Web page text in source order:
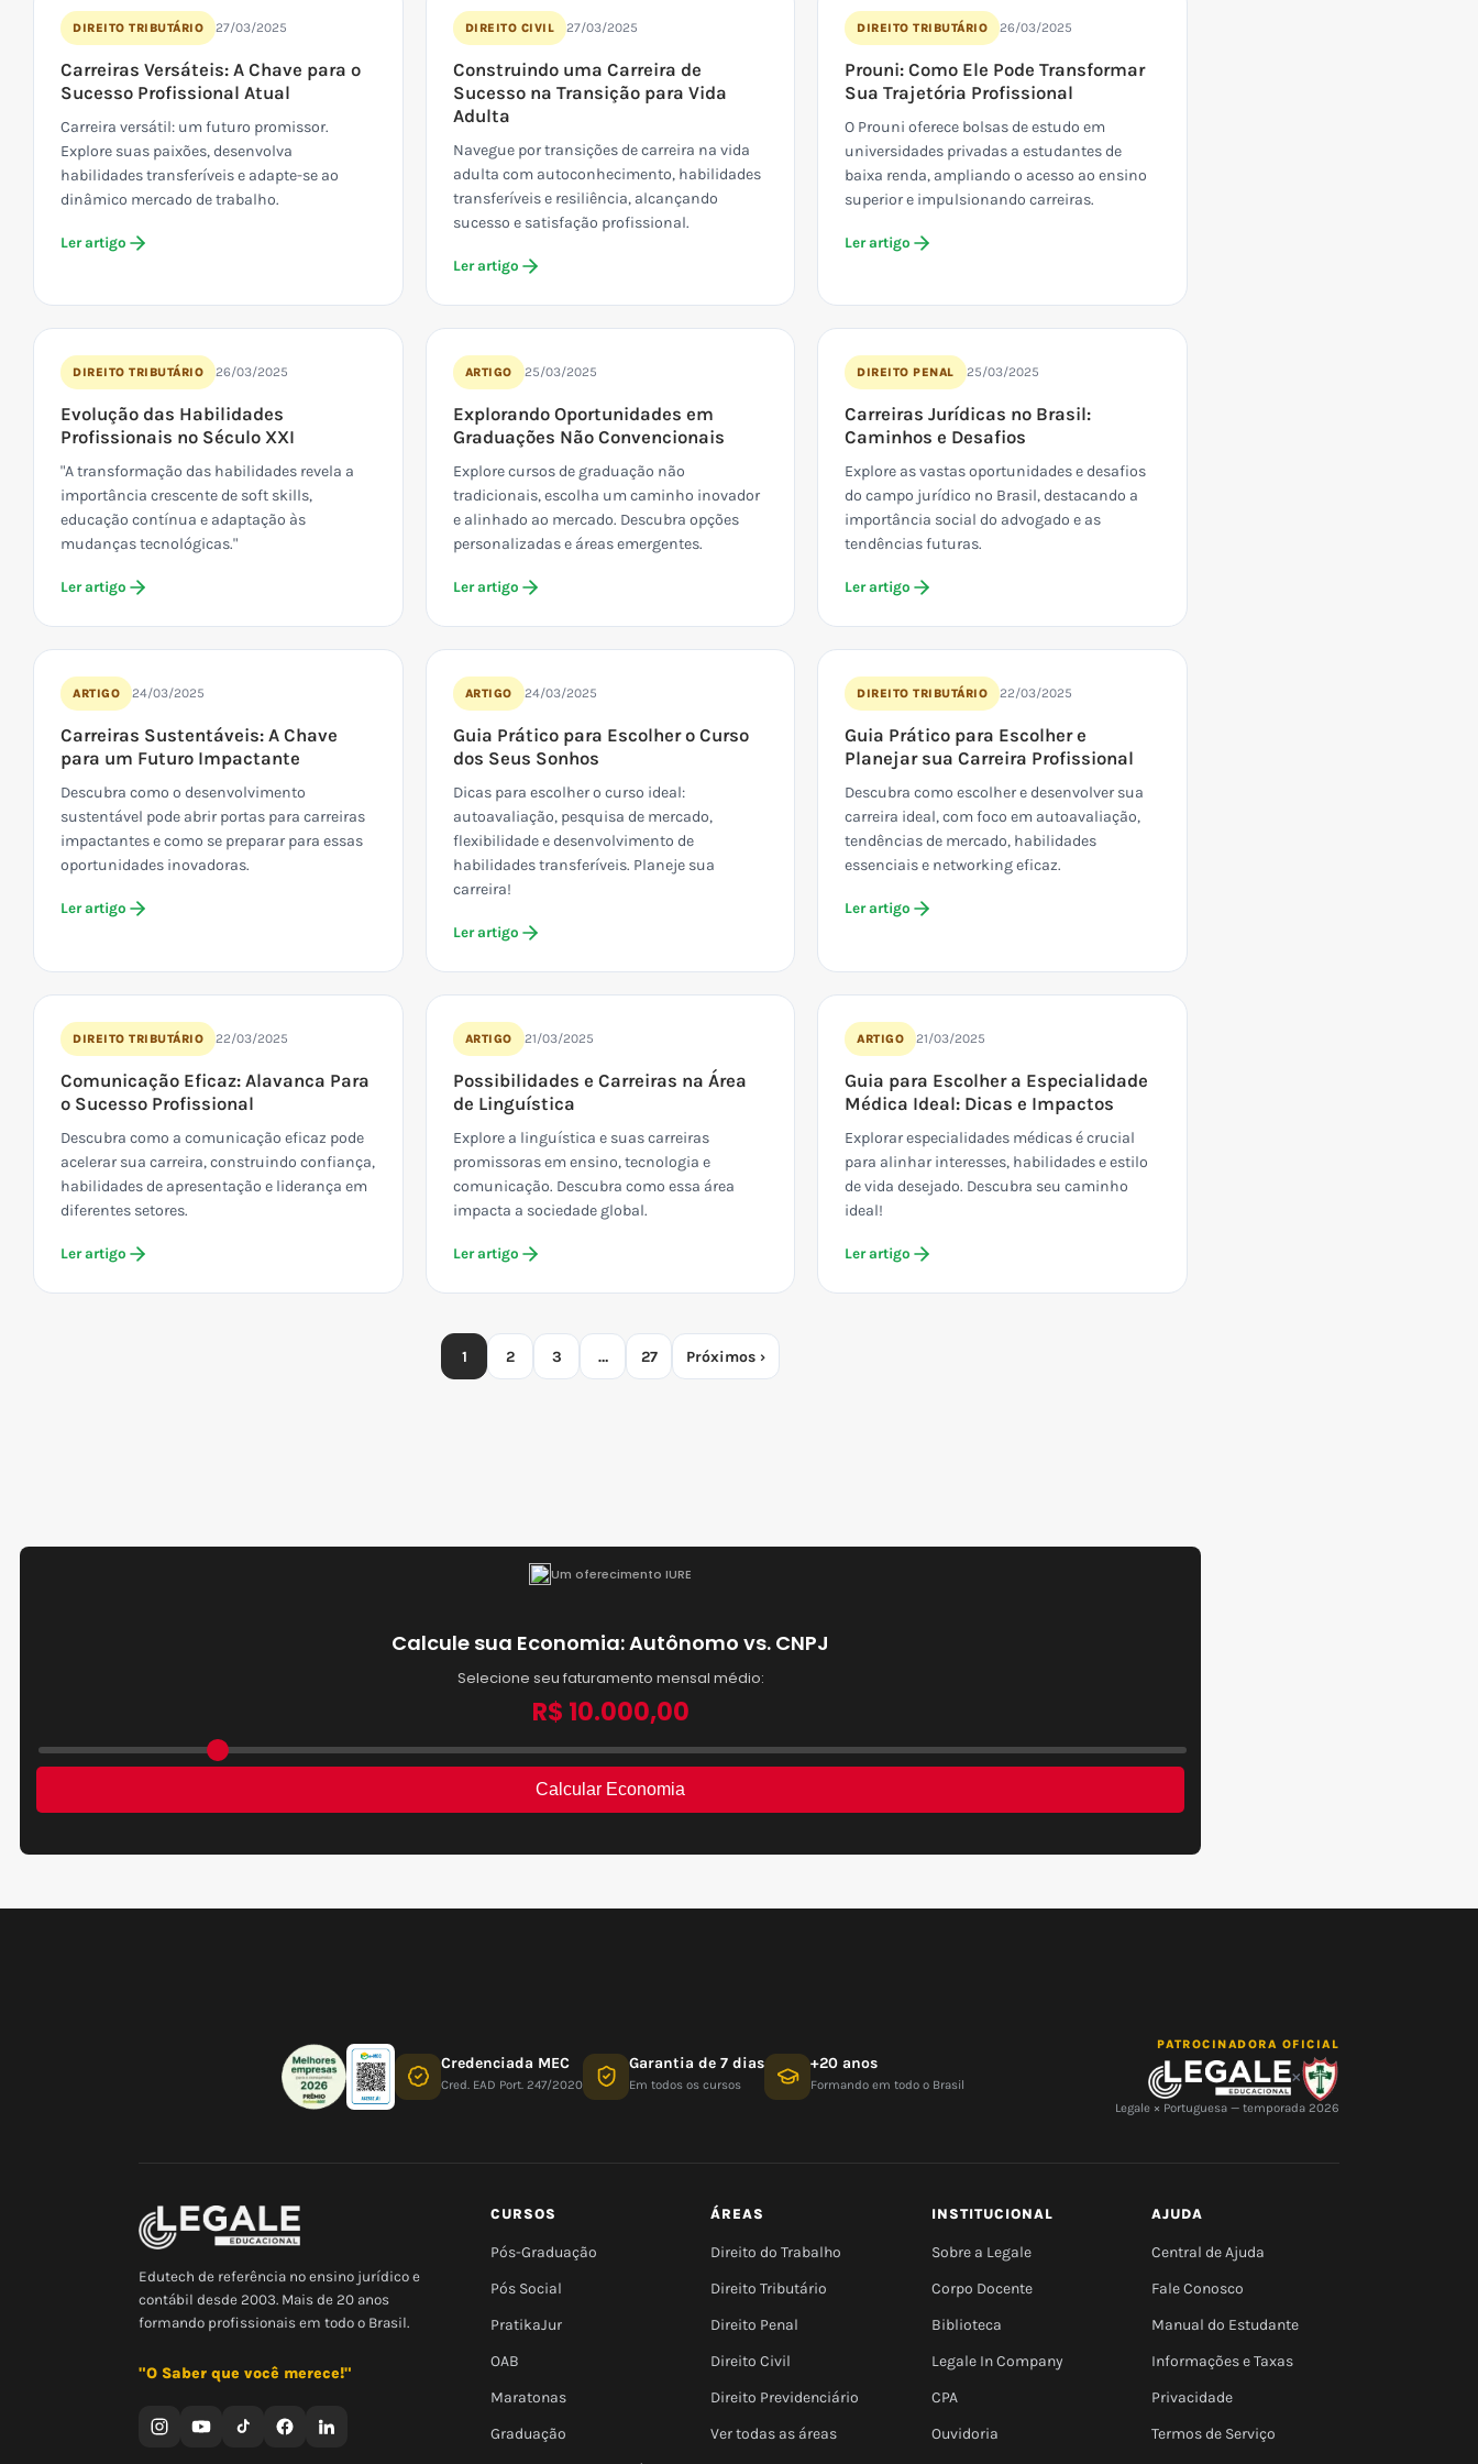
DIREITO TRIBUTÁRIO 27/03/2025
Carreiras Versáteis: A Chave para o
Sucesso Profissional Atual
Carreira versátil: um futuro promissor.
Explore suas paixões, desenvolva
habilidades transferíveis e adapte-se ao
dinâmico mercado de trabalho.
Ler artigo
DIREITO CIVIL 27/03/2025
Construindo uma Carreira de
Sucesso na Transição para Vida
Adulta
Navegue por transições de carreira na vida
adulta com autoconhecimento, habilidades
transferíveis e resiliência, alcançando
sucesso e satisfação profissional.
Ler artigo
DIREITO TRIBUTÁRIO 26/03/2025
Prouni: Como Ele Pode Transformar
Sua Trajetória Profissional
O Prouni oferece bolsas de estudo em
universidades privadas a estudantes de
baixa renda, ampliando o acesso ao ensino
superior e impulsionando carreiras.
Ler artigo
DIREITO TRIBUTÁRIO 26/03/2025
Evolução das Habilidades
Profissionais no Século XXI
"A transformação das habilidades revela a
importância crescente de soft skills,
educação contínua e adaptação às
mudanças tecnológicas."
Ler artigo
ARTIGO 25/03/2025
Explorando Oportunidades em
Graduações Não Convencionais
Explore cursos de graduação não
tradicionais, escolha um caminho inovador
e alinhado ao mercado. Descubra opções
personalizadas e áreas emergentes.
Ler artigo
DIREITO PENAL 25/03/2025
Carreiras Jurídicas no Brasil:
Caminhos e Desafios
Explore as vastas oportunidades e desafios
do campo jurídico no Brasil, destacando a
importância social do advogado e as
tendências futuras.
Ler artigo
ARTIGO 24/03/2025
Carreiras Sustentáveis: A Chave
para um Futuro Impactante
Descubra como o desenvolvimento
sustentável pode abrir portas para carreiras
impactantes e como se preparar para essas
oportunidades inovadoras.
Ler artigo
ARTIGO 24/03/2025
Guia Prático para Escolher o Curso
dos Seus Sonhos
Dicas para escolher o curso ideal:
autoavaliação, pesquisa de mercado,
flexibilidade e desenvolvimento de
habilidades transferíveis. Planeje sua
carreira!
Ler artigo
DIREITO TRIBUTÁRIO 22/03/2025
Guia Prático para Escolher e
Planejar sua Carreira Profissional
Descubra como escolher e desenvolver sua
carreira ideal, com foco em autoavaliação,
tendências de mercado, habilidades
essenciais e networking eficaz.
Ler artigo
DIREITO TRIBUTÁRIO 22/03/2025
Comunicação Eficaz: Alavanca Para
o Sucesso Profissional
Descubra como a comunicação eficaz pode
acelerar sua carreira, construindo confiança,
habilidades de apresentação e liderança em
diferentes setores.
Ler artigo
ARTIGO 21/03/2025
Possibilidades e Carreiras na Área
de Linguística
Explore a linguística e suas carreiras
promissoras em ensino, tecnologia e
comunicação. Descubra como essa área
impacta a sociedade global.
Ler artigo
ARTIGO 21/03/2025
Guia para Escolher a Especialidade
Médica Ideal: Dicas e Impactos
Explorar especialidades médicas é crucial
para alinhar interesses, habilidades e estilo
de vida desejado. Descubra seu caminho
ideal!
Ler artigo
1 2 3 … 27 Próximos ›
Credenciada MEC
Cred. EAD Port. 247/2020
Garantia de 7 dias
Em todos os cursos
+20 anos
Formando em todo o Brasil
PATROCINADORA OFICIAL
×
Legale × Portuguesa — temporada 2026
Edutech de referência no ensino jurídico e
contábil desde 2003. Mais de 20 anos
formando profissionais em todo o Brasil.
"O Saber que você merece!"
CURSOS
Pós-Graduação
Pós Social
PratikaJur
OAB
Maratonas
Graduação
ÁREAS
Direito do Trabalho
Direito Tributário
Direito Penal
Direito Civil
Direito Previdenciário
Ver todas as áreas
INSTITUCIONAL
Sobre a Legale
Corpo Docente
Biblioteca
Legale In Company
CPA
Ouvidoria
AJUDA
Central de Ajuda
Fale Conosco
Manual do Estudante
Informações e Taxas
Privacidade
Termos de Serviço